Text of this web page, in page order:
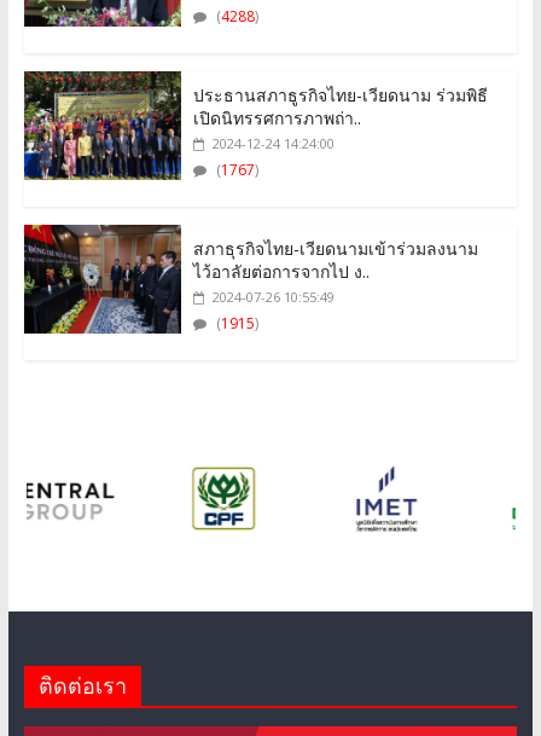
(4288)
ประธานสภาธูรกิจไทย-เวียดนาม ร่วมพิธี
เปิดนิทรรศการภาพถ่า..
2024-12-24 14:24:00
(1767)
สภาธุรกิจไทย-เวียดนามเข้าร่วมลงนาม
ไว้อาลัยต่อการจากไป ง..
2024-07-26 10:55:49
(1915)
ติดต่อเรา